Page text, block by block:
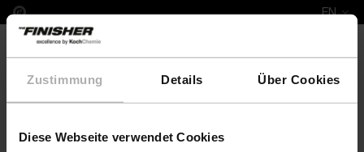
Zustimmung Details Über Cookies
Diese Webseite verwendet Cookies
EN